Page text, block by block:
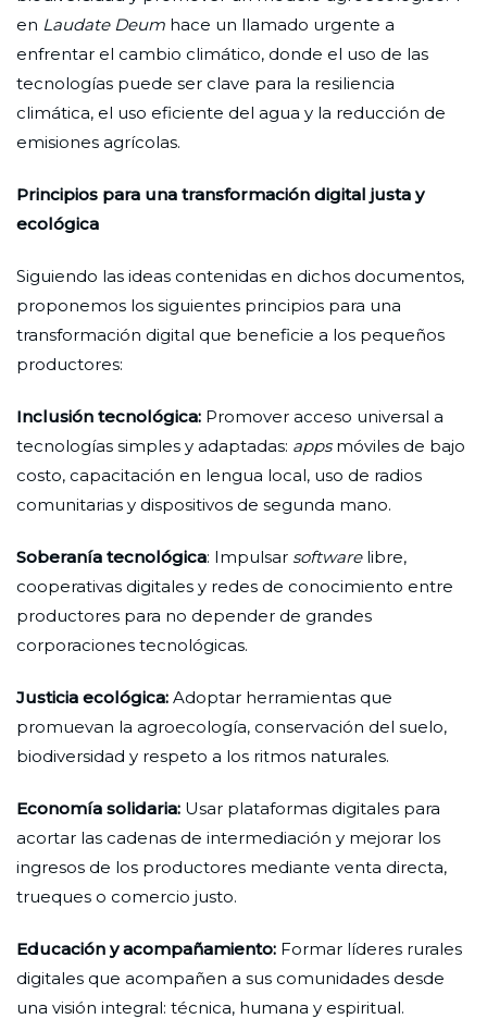
en Laudate Deum hace un llamado urgente a
enfrentar el cambio climático, donde el uso de las
tecnologías puede ser clave para la resiliencia
climática, el uso eficiente del agua y la reducción de
emisiones agrícolas.
Principios para una transformación digital justa y
ecológica
Siguiendo las ideas contenidas en dichos documentos,
proponemos los siguientes principios para una
transformación digital que beneficie a los pequeños
productores:
Inclusión tecnológica: Promover acceso universal a
tecnologías simples y adaptadas: appsmóviles de bajo
costo, capacitación en lengua local, uso de radios
comunitarias y dispositivos de segunda mano.
Soberanía tecnológica: Impulsar softwarelibre,
cooperativas digitales y redes de conocimiento entre
productores para no depender de grandes
corporaciones tecnológicas.
Justicia ecológica: Adoptar herramientas que
promuevan la agroecología, conservación del suelo,
biodiversidad y respeto a los ritmos naturales.
Economía solidaria: Usar plataformas digitales para
acortar las cadenas de intermediación y mejorar los
ingresos de los productores mediante venta directa,
trueques o comercio justo.
Educación y acompañamiento: Formar líderes rurales
digitales que acompañen a sus comunidades desde
una visión integral: técnica, humana y espiritual.